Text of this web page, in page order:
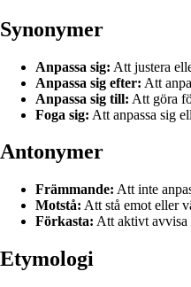
Synonymer
Anpassa sig: Att justera
Anpassa sig efter: Att
Anpassa sig till: Att göra
Foga sig: Att anpassa sig
Antonymer
Främmande: Att inte
Motstå: Att stå emot eller
Förkasta: Att aktivt avvisa
Etymologi